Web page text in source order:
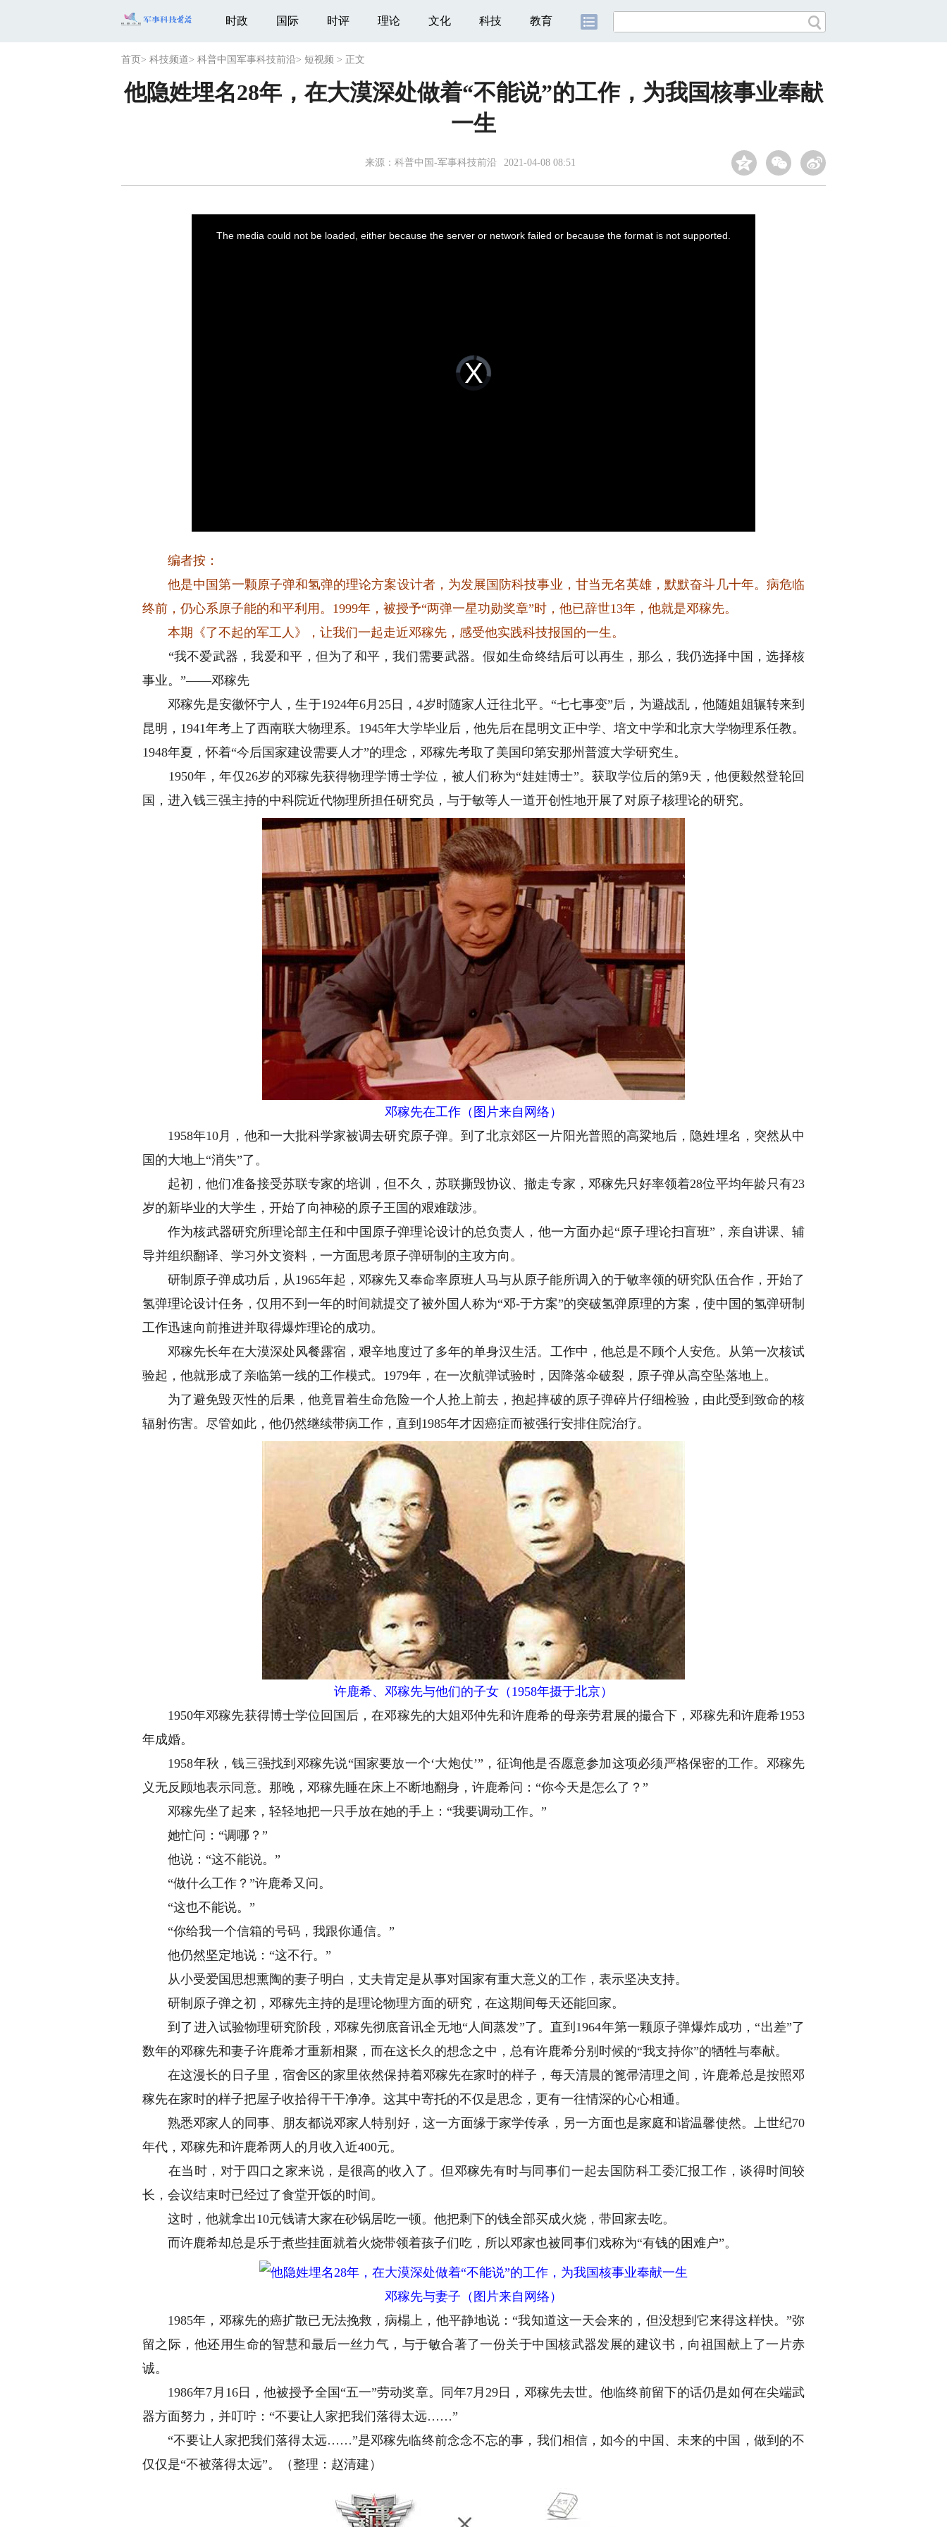
时政 国际 时评 理论 文化 科技 教育
首页 > 科技频道> 科普中国军事科技前沿> 短视频 > 正文
他隐姓埋名28年，在大漠深处做着“不能说”的工作，为我国核事业奉献
一生
来源： 科普中国-军事科技前沿 2021-04-08 08:51
Video
Player
loading.
The media could not be loaded, either because the server or network failed or because the format is not supported.
编者按：
他是中国第一颗原子弹和氢弹的理论方案设计者，为发展国防科技事业，甘当无名英雄，默默奋斗几十年。病危临
终前，仍心系原子能的和平利用。1999年，被授予“两弹一星功勋奖章”时，他已辞世13年，他就是邓稼先。
本期《了不起的军工人》，让我们一起走近邓稼先，感受他实践科技报国的一生。
“我不爱武器，我爱和平，但为了和平，我们需要武器。假如生命终结后可以再生，那么，我仍选择中国，选择核
事业。”——邓稼先
邓稼先是安徽怀宁人，生于1924年6月25日，4岁时随家人迁往北平。“七七事变”后，为避战乱，他随姐姐辗转来到
昆明，1941年考上了西南联大物理系。1945年大学毕业后，他先后在昆明文正中学、培文中学和北京大学物理系任教。
1948年夏，怀着“今后国家建设需要人才”的理念，邓稼先考取了美国印第安那州普渡大学研究生。
1950年，年仅26岁的邓稼先获得物理学博士学位，被人们称为“娃娃博士”。获取学位后的第9天，他便毅然登轮回
国，进入钱三强主持的中科院近代物理所担任研究员，与于敏等人一道开创性地开展了对原子核理论的研究。
邓稼先在工作（图片来自网络）
1958年10月，他和一大批科学家被调去研究原子弹。到了北京郊区一片阳光普照的高粱地后，隐姓埋名，突然从中
国的大地上“消失”了。
起初，他们准备接受苏联专家的培训，但不久，苏联撕毁协议、撤走专家，邓稼先只好率领着28位平均年龄只有23
岁的新毕业的大学生，开始了向神秘的原子王国的艰难跋涉。
作为核武器研究所理论部主任和中国原子弹理论设计的总负责人，他一方面办起“原子理论扫盲班”，亲自讲课、辅
导并组织翻译、学习外文资料，一方面思考原子弹研制的主攻方向。
研制原子弹成功后，从1965年起，邓稼先又奉命率原班人马与从原子能所调入的于敏率领的研究队伍合作，开始了
氢弹理论设计任务，仅用不到一年的时间就提交了被外国人称为“邓-于方案”的突破氢弹原理的方案，使中国的氢弹研制
工作迅速向前推进并取得爆炸理论的成功。
邓稼先长年在大漠深处风餐露宿，艰辛地度过了多年的单身汉生活。工作中，他总是不顾个人安危。从第一次核试
验起，他就形成了亲临第一线的工作模式。1979年，在一次航弹试验时，因降落伞破裂，原子弹从高空坠落地上。
为了避免毁灭性的后果，他竟冒着生命危险一个人抢上前去，抱起摔破的原子弹碎片仔细检验，由此受到致命的核
辐射伤害。尽管如此，他仍然继续带病工作，直到1985年才因癌症而被强行安排住院治疗。
许鹿希、邓稼先与他们的子女（1958年摄于北京）
1950年邓稼先获得博士学位回国后，在邓稼先的大姐邓仲先和许鹿希的母亲劳君展的撮合下，邓稼先和许鹿希1953
年成婚。
1958年秋，钱三强找到邓稼先说“国家要放一个‘大炮仗’”，征询他是否愿意参加这项必须严格保密的工作。邓稼先
义无反顾地表示同意。那晚，邓稼先睡在床上不断地翻身，许鹿希问：“你今天是怎么了？”
邓稼先坐了起来，轻轻地把一只手放在她的手上：“我要调动工作。”
她忙问：“调哪？”
他说：“这不能说。”
“做什么工作？”许鹿希又问。
“这也不能说。”
“你给我一个信箱的号码，我跟你通信。”
他仍然坚定地说：“这不行。”
从小受爱国思想熏陶的妻子明白，丈夫肯定是从事对国家有重大意义的工作，表示坚决支持。
研制原子弹之初，邓稼先主持的是理论物理方面的研究，在这期间每天还能回家。
到了进入试验物理研究阶段，邓稼先彻底音讯全无地“人间蒸发”了。直到1964年第一颗原子弹爆炸成功，“出差”了
数年的邓稼先和妻子许鹿希才重新相聚，而在这长久的想念之中，总有许鹿希分别时候的“我支持你”的牺牲与奉献。
在这漫长的日子里，宿舍区的家里依然保持着邓稼先在家时的样子，每天清晨的篦帚清理之间，许鹿希总是按照邓
稼先在家时的样子把屋子收拾得干干净净。这其中寄托的不仅是思念，更有一往情深的心心相通。
熟悉邓家人的同事、朋友都说邓家人特别好，这一方面缘于家学传承，另一方面也是家庭和谐温馨使然。上世纪70
年代，邓稼先和许鹿希两人的月收入近400元。
在当时，对于四口之家来说，是很高的收入了。但邓稼先有时与同事们一起去国防科工委汇报工作，谈得时间较
长，会议结束时已经过了食堂开饭的时间。
这时，他就拿出10元钱请大家在砂锅居吃一顿。他把剩下的钱全部买成火烧，带回家去吃。
而许鹿希却总是乐于煮些挂面就着火烧带领着孩子们吃，所以邓家也被同事们戏称为“有钱的困难户”。
邓稼先与妻子（图片来自网络）
1985年，邓稼先的癌扩散已无法挽救，病榻上，他平静地说：“我知道这一天会来的，但没想到它来得这样快。”弥
留之际，他还用生命的智慧和最后一丝力气，与于敏合著了一份关于中国核武器发展的建议书，向祖国献上了一片赤
诚。
1986年7月16日，他被授予全国“五一”劳动奖章。同年7月29日，邓稼先去世。他临终前留下的话仍是如何在尖端武
器方面努力，并叮咛：“不要让人家把我们落得太远……”
“不要让人家把我们落得太远……”是邓稼先临终前念念不忘的事，我们相信，如今的中国、未来的中国，做到的不
仅仅是“不被落得太远”。（整理：赵清建）